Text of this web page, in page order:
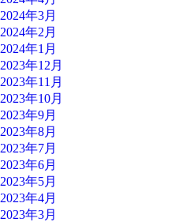
2024年3月
2024年2月
2024年1月
2023年12月
2023年11月
2023年10月
2023年9月
2023年8月
2023年7月
2023年6月
2023年5月
2023年4月
2023年3月